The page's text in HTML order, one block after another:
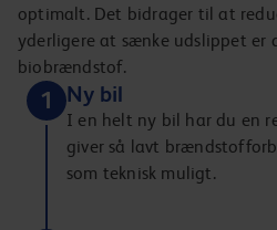
optimalt. Det bidrager til at
yderligere at sænke udslippet er
biobrændstof.
1 Ny bil
I en helt ny bil har du en
giver så lavt
som teknisk muligt.